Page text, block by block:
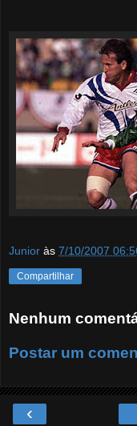
Junior às 7/10/2007
Compartilhar
Nenhum
Postar um
‹